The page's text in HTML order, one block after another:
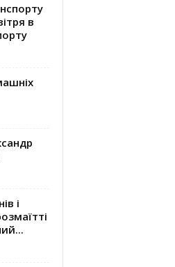
в
і